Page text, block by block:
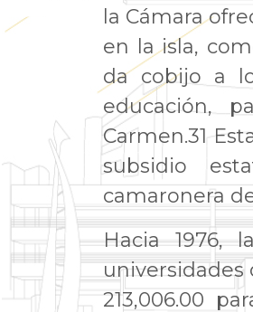
la Cámara
en la isla,
da cobijo a
educación,
Carmen.31
subsidio
camaronera
Hacia 1976,
universidades
213,006.00